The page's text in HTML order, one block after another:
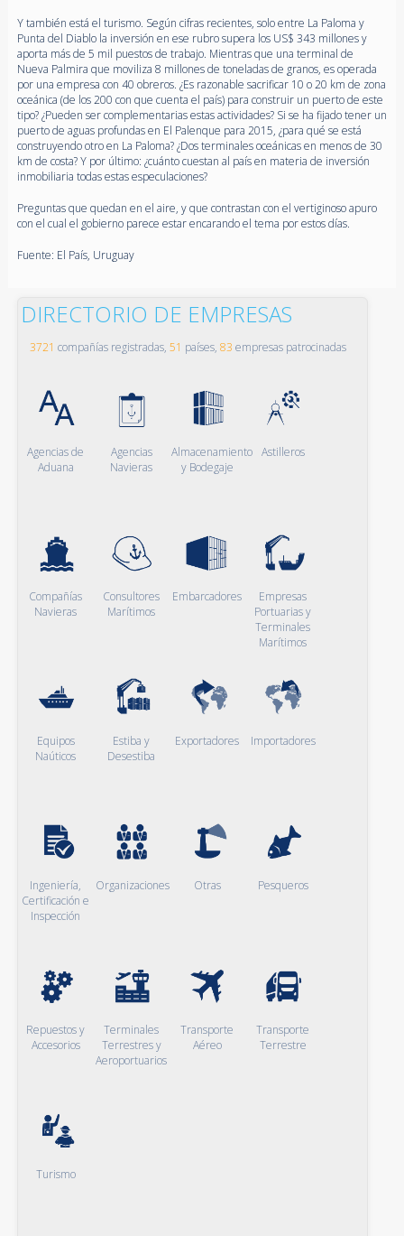
Y también está el turismo. Según cifras recientes, solo entre La Paloma y
Punta del Diablo la inversión en ese rubro supera los US$ 343 millones y
aporta más de 5 mil puestos de trabajo. Mientras que una terminal de
Nueva Palmira que moviliza 8 millones de toneladas de granos, es operada
por una empresa con 40 obreros. ¿Es razonable sacrificar 10 o 20 km de zona
oceánica (de los 200 con que cuenta el país) para construir un puerto de este
tipo? ¿Pueden ser complementarias estas actividades? Si se ha fijado tener un
puerto de aguas profundas en El Palenque para 2015, ¿para qué se está
construyendo otro en La Paloma? ¿Dos terminales oceánicas en menos de 30
km de costa? Y por último: ¿cuánto cuestan al país en materia de inversión
inmobiliaria todas estas especulaciones?
Preguntas que quedan en el aire, y que contrastan con el vertiginoso apuro
con el cual el gobierno parece estar encarando el tema por estos días.
Fuente: El País, Uruguay
DIRECTORIO DE EMPRESAS
3721 compañías registradas, 51 países, 83 empresas patrocinadas
Agencias de
Aduana
Agencias
Navieras
Almacenamiento
y Bodegaje
Astilleros
Compañías
Navieras
Consultores
Marítimos
Embarcadores
Empresas
Portuarias y
Terminales
Marítimos
Equipos
Naúticos
Estiba y
Desestiba
Exportadores Importadores
Ingeniería,
Certificación e
Inspección
Organizaciones Otras Pesqueros
Repuestos y
Accesorios
Terminales
Terrestres y
Aeroportuarios
Transporte
Aéreo
Transporte
Terrestre
Turismo